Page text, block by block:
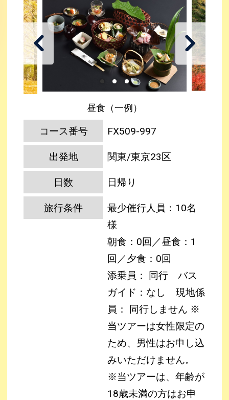
昼食（一例）
コース番号 FX509-997
出発地 関東/東京23区
日数 日帰り
旅行条件
最少催行人員：10名
様
朝食：0回／昼食：1
回／夕食：0回
添乗員： 同行 バス
ガイド：なし
現地係
員： 同行しません ※
当ツアーは女性限定の
ため、男性はお申し込
みいただけません。
※当ツアーは、年齢が
18歳未満の方はお申